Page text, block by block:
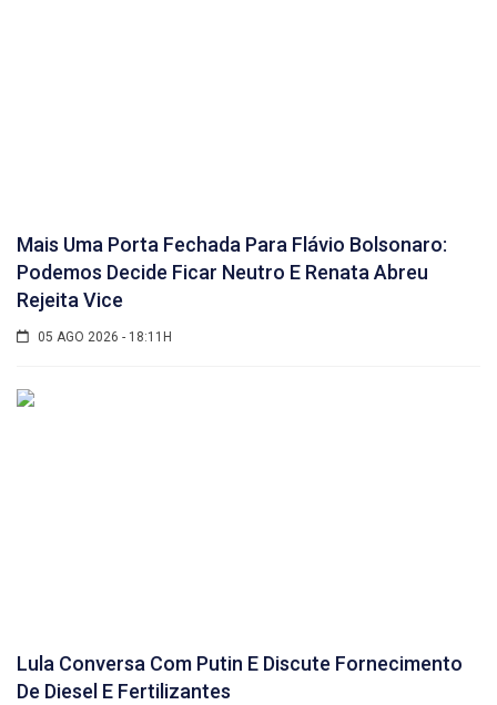
Mais Uma Porta Fechada Para Flávio Bolsonaro:
Podemos Decide Ficar Neutro E Renata Abreu
Rejeita Vice
05 AGO 2026 - 18:11H
Lula Conversa Com Putin E Discute Fornecimento
De Diesel E Fertilizantes